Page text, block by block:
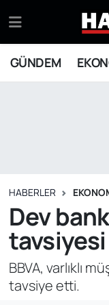
GÜNDEM
HABERLER
Dev
tavsiyesi
BBVA, varlıklı
tavsiye etti.
EKONOMİ
EĞİTİM
YAŞAM
SİYASET
ASAYİŞ
Eskişehir
Eskişehir
Süper Lig
Tüm
Son Dakika
Haber Arşivi